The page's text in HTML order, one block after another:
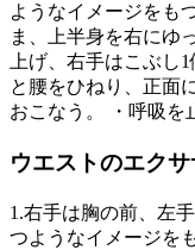
ようなイメージをも
ま、上半身を右にゆ
上げ、右手はこぶし
と腰をひねり、正面
おこなう。 ・呼吸を
ウエストのエク
1.右手は胸の前、左
つようなイメージを